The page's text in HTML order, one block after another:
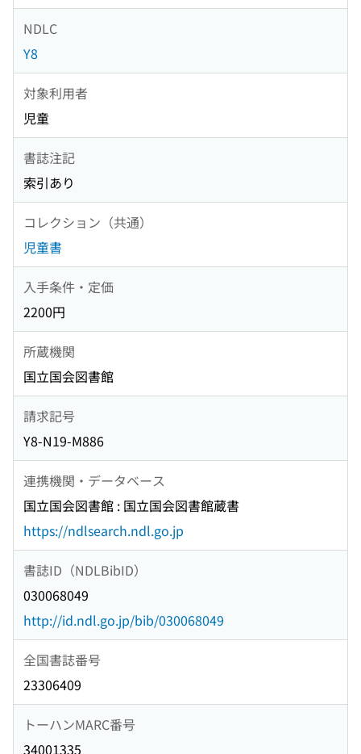
NDLC
Y8
対象利用者
児童
書誌注記
索引あり
コレクション（共通）
児童書
入手条件・定価
2200円
所蔵機関
国立国会図書館
請求記号
Y8-N19-M886
連携機関・データベース
国立国会図書館 : 国立国会図書館蔵書
https://ndlsearch.ndl.go.jp
書誌ID（NDLBibID）
030068049
http://id.ndl.go.jp/bib/030068049
全国書誌番号
23306409
トーハンMARC番号
34001335